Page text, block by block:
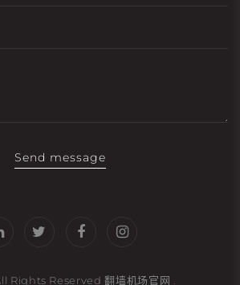
Send message
Rights Reserved翻墙机场官网